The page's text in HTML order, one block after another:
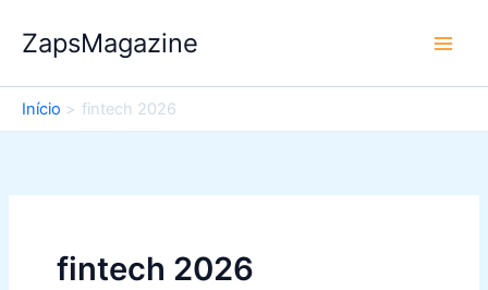
para
conteúdo
ZapsMagazine
Início fintech 2026
fintech 2026